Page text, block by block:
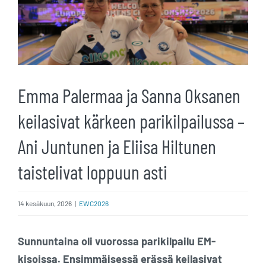
Emma Palermaa ja Sanna Oksanen
keilasivat kärkeen parikilpailussa –
Ani Juntunen ja Eliisa Hiltunen
taistelivat loppuun asti
14 kesäkuun, 2026 | EWC2026
Sunnuntaina oli vuorossa parikilpailu EM-
kisoissa. Ensimmäisessä erässä keilasivat